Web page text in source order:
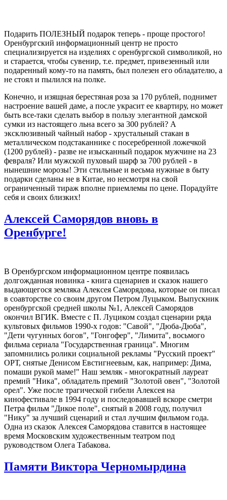
Подарить ПОЛЕЗНЫЙ подарок теперь - проще простого!
Оренбургский информационный центр не просто
специализируется на изделиях с оренбургской символикой, но
и старается, чтобы сувенир, т.е. предмет, привезенный или
подаренный кому-то на память, был полезен его обладателю, а
не стоял и пылился на полке.
Конечно, и изящная берестяная роза за 170 рублей, поднимет
настроение вашей даме, а после украсит ее квартиру, но может
быть все-таки сделать выбор в пользу элегантной дамской
сумки из настоящего льна всего за 300 рублей? А
эксклюзивный чайный набор - хрустальный стакан в
металлическом подстаканнике с посеребренной ложечкой
(1200 рублей) - разве не изысканный подарок мужчине на 23
февраля? Или мужской пуховый шарф за 700 рублей - в
нынешние морозы! Эти стильные и весьма нужные в быту
подарки сделаны не в Китае, но несмотря на свой
ограниченный тираж вполне приемлемы по цене. Порадуйте
себя и своих близких!
Алексей Саморядов вновь в
Оренбурге!
В Оренбургском информационном центре появилась
долгожданная новинка - книга сценариев и сказок нашего
выдающегося земляка Алексея Саморядова, которые он писал
в соавторстве со своим другом Петром Луцыком. Выпускник
оренбургской средней школы №1, Алексей Саморядов
окончил ВГИК. Вместе с П. Луциком создал сценарии ряда
культовых фильмов 1990-х годов: "Савой", "Дюба-Дюба",
"Дети чугунных богов", "Гонгофер", "Лимита", восьмого
фильма сериала "Государственная граница". Многим
запомнились ролики социальной рекламы "Русский проект"
ОРТ, снятые Денисом Евстигнеевым, как, например: Дима,
помаши рукой маме!" Наш земляк - многократный лауреат
премий "Ника", обладатель премий "Золотой овен", "Золотой
орел". Уже после трагической гибели Алексея на
кинофестивале в 1994 году и последовавшей вскоре сметри
Петра фильм "Дикое поле", снятый в 2008 году, получил
"Нику" за лучший сценарий и стал лучшим фильмом года.
Одна из сказок Алексея Саморядова ставится в настоящее
время Московским художественным театром под
руководством Олега Табакова.
Памяти Виктора Черномырдина